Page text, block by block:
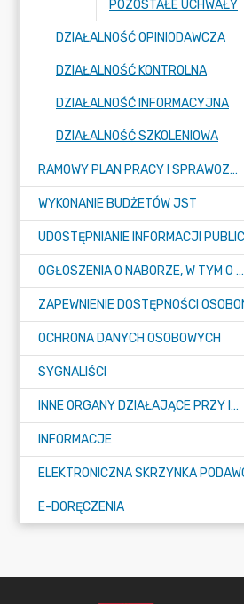
POZOSTAŁE UCHWAŁY
DZIAŁALNOŚĆ OPINIODAWCZA
DZIAŁALNOŚĆ KONTROLNA
DZIAŁALNOŚĆ INFORMACYJNA
DZIAŁALNOŚĆ SZKOLENIOWA
RAMOWY PLAN PRACY I SPRAWOZDANIA Z DZIAŁALNOŚCI IZBY
WYKONANIE BUDŻETÓW JST
OGŁOSZENIA O NABORZE, W TYM O KONKURSACH
OCHRONA DANYCH OSOBOWYCH
SYGNALIŚCI
INNE ORGANY DZIAŁAJĄCE PRZY IZBIE
INFORMACJE
E-DORĘCZENIA